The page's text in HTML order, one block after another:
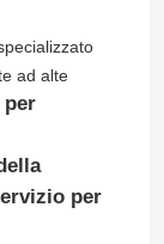
ad alte
per
per